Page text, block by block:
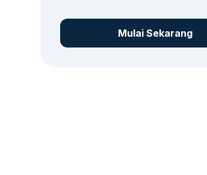
Mulai Sekarang